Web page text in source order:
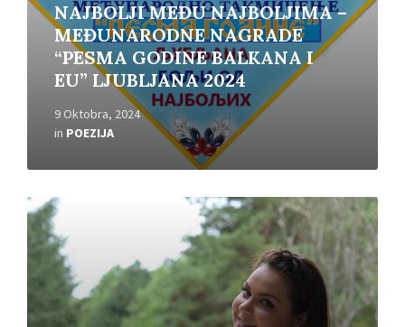
NAJBOLJI MEĐU NAJBOLJIMA –
MEĐUNARODNE NAGRADE
“PESMA GODINE BALKANA I
EU” LJUBLJANA 2024
9 Oktobra, 2024
in POEZIJA
Read
More